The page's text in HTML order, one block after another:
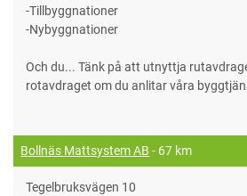
-Tillbyggnationer
-Nybyggnationer
Och du... Tänk på att utnyttja
rotavdraget om du anlitar våra
Bollnäs Mattsystem AB - 67 km
Tegelbruksvägen 10